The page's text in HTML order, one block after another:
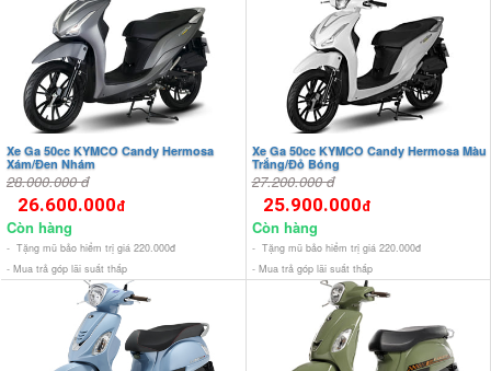
Xe Ga 50cc KYMCO Candy Hermosa
Xám/Đen Nhám
28.000.000 đ
26.600.000đ
Còn hàng
- Tặng mũ bảo hiểm trị giá 220.000đ
- Mua trả góp lãi suất thấp
Xe Ga 50cc KYMCO Candy Hermosa Màu
Trắng/Đỏ Bóng
27.200.000 đ
25.900.000đ
Còn hàng
- Tặng mũ bảo hiểm trị giá 220.000đ
- Mua trả góp lãi suất thấp